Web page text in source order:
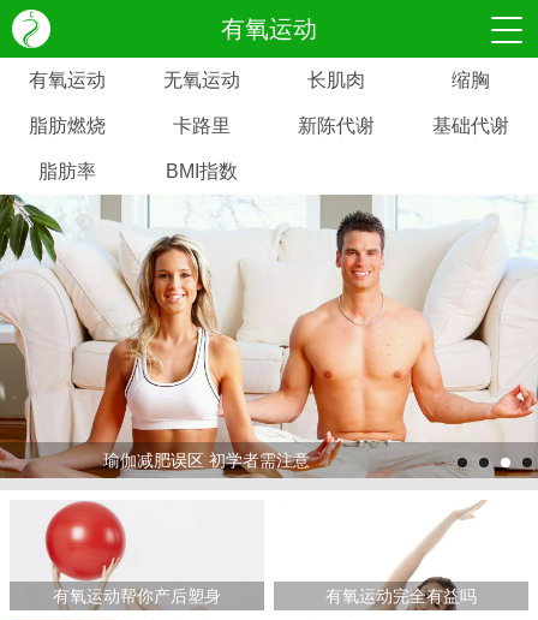
有氧运动
有氧运动 无氧运动 长肌肉 缩胸
脂肪燃烧 卡路里 新陈代谢 基础代谢
脂肪率 BMI指数
瑜伽减肥误区 初学者需注意
有氧运动帮你产后塑身 有氧运动完全有益吗